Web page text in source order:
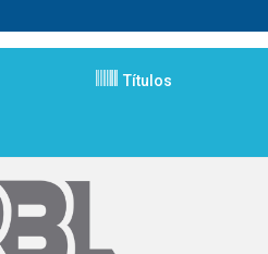
Títulos